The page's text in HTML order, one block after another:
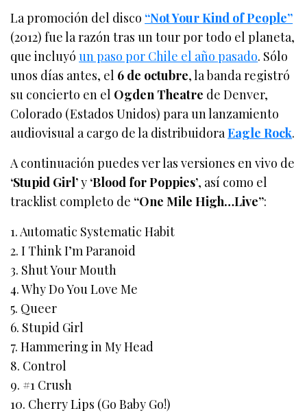
La promoción del disco “Not Your Kind of People”
(2012) fue la razón tras un tour por todo el planeta,
que incluyóun paso por Chile el año pasado. Sólo
unos días antes, el 6 de octubre, la banda registró
su concierto en el Ogden Theatre de Denver,
Colorado (Estados Unidos) para un lanzamiento
audiovisual a cargo de la distribuidoraEagle Rock.
A continuación puedes ver las versiones en vivo de
‘Stupid Girl’y ‘Blood for Poppies’, así como el
tracklist completo de “One Mile High…Live”:
1. Automatic Systematic Habit
2. I Think I’m Paranoid
3. Shut Your Mouth
4. Why Do You Love Me
5. Queer
6. Stupid Girl
7. Hammering in My Head
8. Control
9. #1 Crush
10. Cherry Lips (Go Baby Go!)